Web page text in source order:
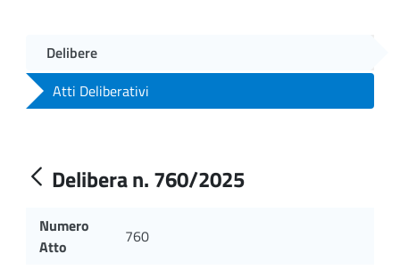
Delibere
Atti Deliberativi
Delibera n. 760/2025
Numero
Atto
760